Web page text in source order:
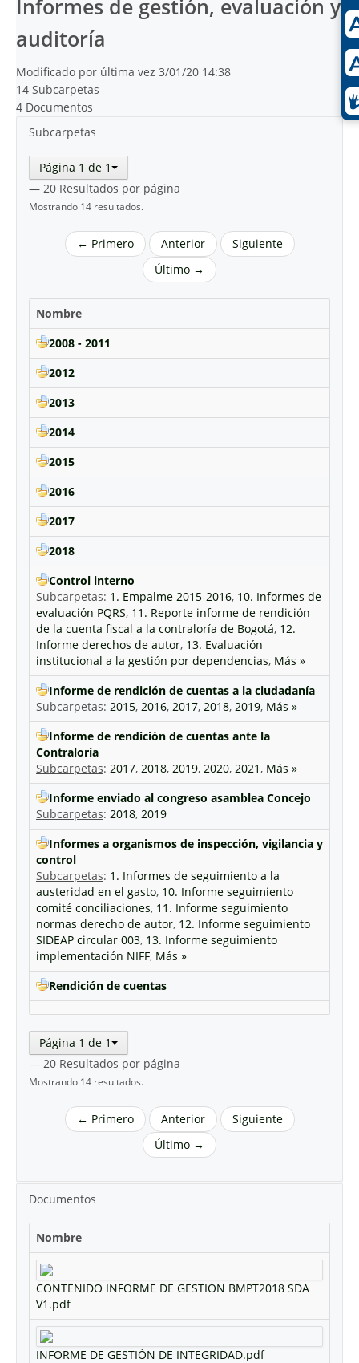
Informes de gestión, evaluación y
auditoría
Modificado por última vez 3/01/20 14:38
14 Subcarpetas
4 Documentos
Subcarpetas
Página 1 de 1
— 20 Resultados por página
Mostrando 14 resultados.
← Primero Anterior
Siguiente
Último →
Nombre
2008 - 2011
2012
2013
2014
2015
2016
2017
2018
Control interno
Subcarpetas: 1. Empalme 2015-2016, 10. Informes de
evaluación PQRS, 11. Reporte informe de rendición
de la cuenta fiscal a la contraloría de Bogotá, 12.
Informe derechos de autor, 13. Evaluación
institucional a la gestión por dependencias, Más »
Informe de rendición de cuentas a la ciudadanía
Subcarpetas: 2015, 2016, 2017, 2018, 2019, Más »
Informe de rendición de cuentas ante la
Contraloría
Subcarpetas: 2017, 2018, 2019, 2020, 2021 , Más »
Informe enviado al congreso asamblea Concejo
Subcarpetas: 2018, 2019
Informes a organismos de inspección, vigilancia y
control
Subcarpetas: 1. Informes de seguimiento a la
austeridad en el gasto, 10. Informe seguimiento
comité conciliaciones, 11. Informe seguimiento
normas derecho de autor, 12. Informe seguimiento
SIDEAP circular 003, 13. Informe seguimiento
implementación NIFF, Más »
Rendición de cuentas
Página 1 de 1
— 20 Resultados por página
Mostrando 14 resultados.
← Primero Anterior
Siguiente
Último →
Documentos
Nombre
CONTENIDO INFORME DE GESTION BMPT2018 SDA
V1.pdf
INFORME DE GESTIÓN DE INTEGRIDAD.pdf